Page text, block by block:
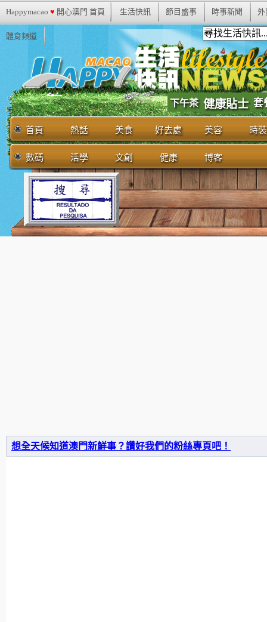
Happymacao ♥ 開心澳門 首頁 生活快訊 節目盛事 時事新聞 外
體育頻道
下午茶 健康貼士 套
首頁 熱話 美食 好去處 美容 時裝
數碼 活學 文創 健康 博客
想全天候知道澳門新鮮事？讚好我們的粉絲專頁吧！